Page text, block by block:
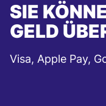
SIE
GELD
Visa, Apple Pay,